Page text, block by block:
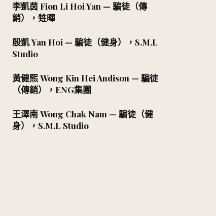
李凱茵 Fion Li Hoi Yan — 騙徒（傳
銷），甡暉
殷凱 Yan Hoi — 騙徒（健身），S.M.L
Studio
黃健熙 Wong Kin Hei Andison — 騙徒
（傳銷），ENG集團
王澤南 Wong Chak Nam — 騙徒（健
身），S.M.L Studio